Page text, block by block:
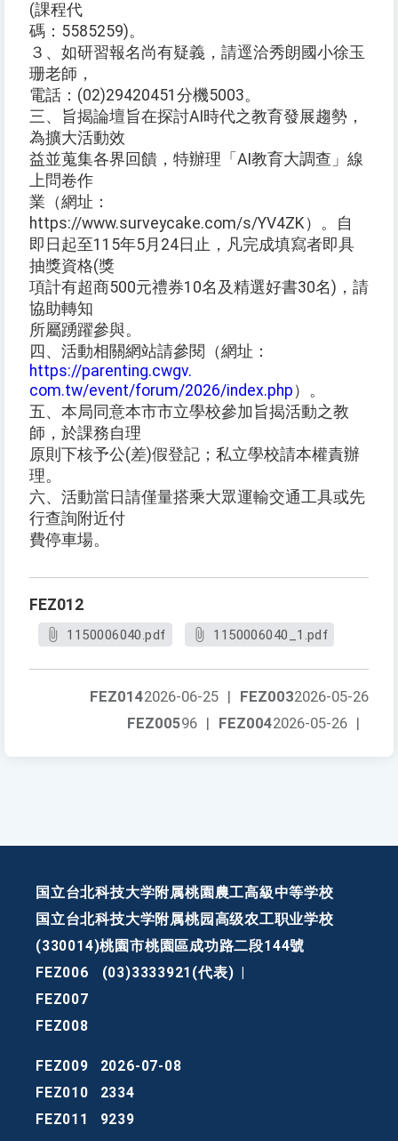
(課程代
碼：5585259)。
３、如研習報名尚有疑義，請逕洽秀朗國小徐玉
珊老師，
電話：(02)29420451分機5003。
三、旨揭論壇旨在探討AI時代之教育發展趨勢，
為擴大活動效
益並蒐集各界回饋，特辦理「AI教育大調查」線
上問卷作
業（網址：
https://www.surveycake.com/s/YV4ZK）。自
即日起至115年5月24日止，凡完成填寫者即具
抽獎資格(獎
項計有超商500元禮券10名及精選好書30名)，請
協助轉知
所屬踴躍參與。
四、活動相關網站請參閱（網址：
https://parenting.cwgv.
com.tw/event/forum/2026/index.php ）。
五、本局同意本市市立學校參加旨揭活動之教
師，於課務自理
原則下核予公(差)假登記；私立學校請本權責辦
理。
六、活動當日請僅量搭乘大眾運輸交通工具或先
行查詢附近付
費停車場。
FEZ012
1150006040.pdf 1150006040_1.pdf
FEZ0032026-05-26
FEZ0142026-06-25 |
FEZ0042026-05-26 |
FEZ00596 |
国立台北科技大学附属桃園農工高級中等学校
国立台北科技大学附属桃园高级农工职业学校
(330014)桃園市桃園區成功路二段144號
FEZ006
(03)3333921(代表)
FEZ007
FEZ008
FEZ009
2026-07-08
FEZ010
2334
FEZ011
9239